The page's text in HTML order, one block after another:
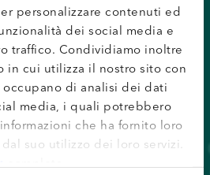
personalizzare contenuti ed
dei social media e
traffico. Condividiamo inoltre
in cui utilizza il nostro sito con
di analisi dei dati
media, i quali potrebbero
che ha fornito loro
suo utilizzo dei loro servizi.
completa.